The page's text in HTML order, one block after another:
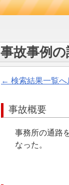
事故事例の
← 検索結果一覧へ
事故概要
事務所の通路
なった。